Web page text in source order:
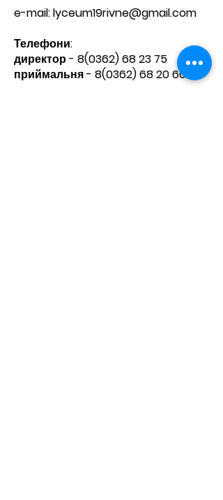
e-mail:lyceum19rivne@gmail.com
Телефони:​
директор - 8(0362) 68 23 75
приймальня - 8(0362) 68 20 60